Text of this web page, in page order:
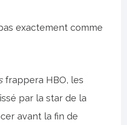
exactement comme
frappera HBO, les
par la star de la
avant la fin de